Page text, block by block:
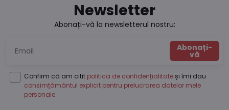
Newsletter
Abonați-vă la newsletterul nostru:
Abonați-
vă
Confirm că am citit politica de confidențialitate și îmi dau
consimțământul explicit pentru prelucrarea datelor mele
personale.